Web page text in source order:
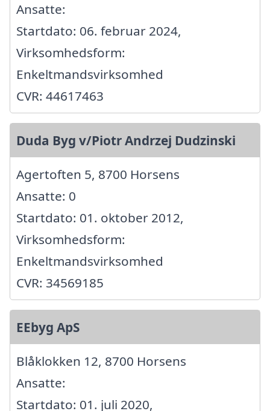
Ansatte:
Startdato: 06. februar 2024,
Virksomhedsform:
Enkeltmandsvirksomhed
CVR: 44617463
Duda Byg v/Piotr Andrzej Dudzinski
Agertoften 5, 8700 Horsens
Ansatte: 0
Startdato: 01. oktober 2012,
Virksomhedsform:
Enkeltmandsvirksomhed
CVR: 34569185
EEbyg ApS
Blåklokken 12, 8700 Horsens
Ansatte:
Startdato: 01. juli 2020,